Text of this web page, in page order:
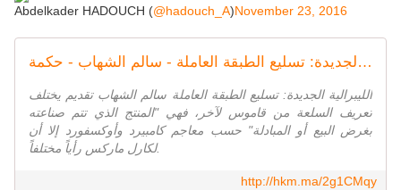
Abdelkader HADOUCH (@hadouch_A)November 23, 2016
الليبرالية الجديدة: تسليع الطبقة العاملة - سالم الشهاب - حكمة
الليبرالية الجديدة: تسليع الطبقة العاملة سالم الشهاب تقديم يختلف
تعريف السلعة من قاموس لآخر، فهي "المنتج الذي تتم صناعته
بغرض البيع أو المبادلة" حسب معاجم كامبيرد وأوكسفورد إلا أن
لكارل ماركس رأياً مختلفاً.
http://hkm.ma/2g1CMqy